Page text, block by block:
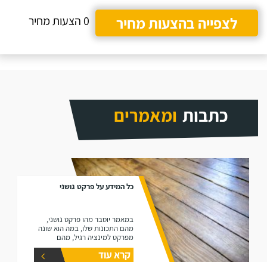
לצפייה בהצעות מחיר
0 הצעות מחיר
כתבות ומאמרים
כל המידע על פרקט גושני
במאמר יוסבר מהו פרקט גושני,
מהם התכונות שלו, במה הוא שונה
מפרקט למינציה רגיל, מהם
היתרונות שלו ומהם החסרונות שלו.
קרא עוד